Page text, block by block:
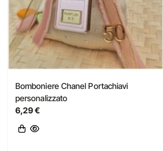
Bomboniere Chanel Portachiavi
personalizzato
6,29 €